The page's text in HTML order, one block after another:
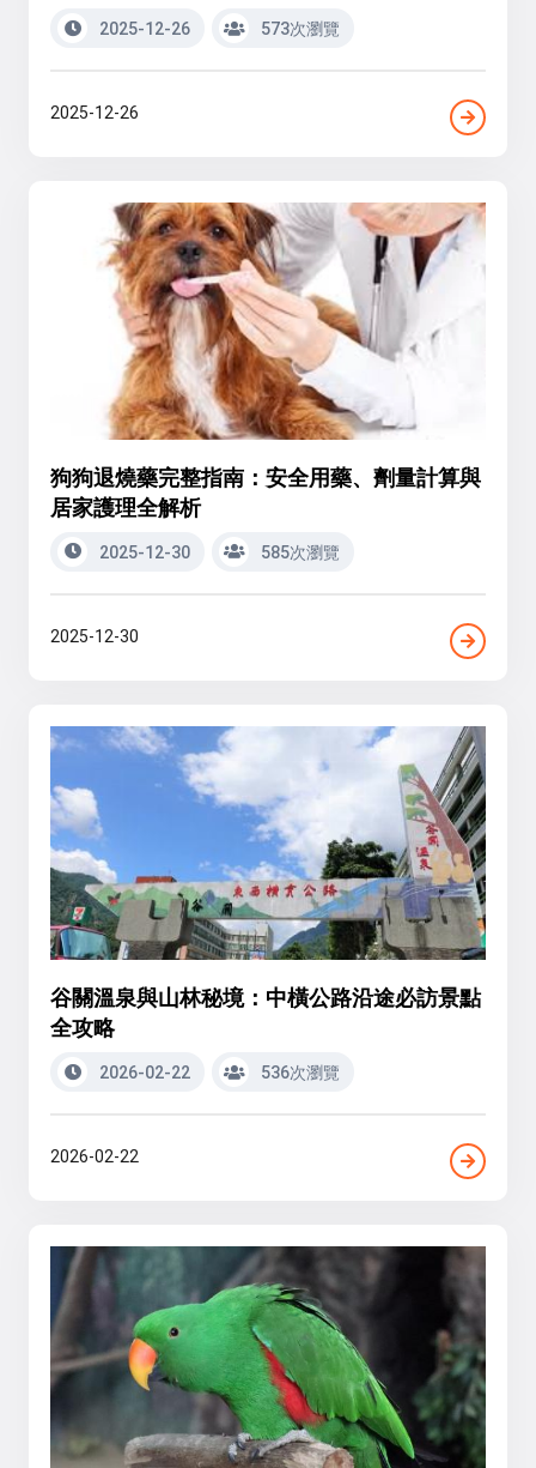
2025-12-26 573次瀏覽
2025-12-26
狗狗退燒藥完整指南：安全用藥、劑量計算與
居家護理全解析
2025-12-30 585次瀏覽
2025-12-30
谷關溫泉與山林秘境：中橫公路沿途必訪景點
全攻略
2026-02-22 536次瀏覽
2026-02-22